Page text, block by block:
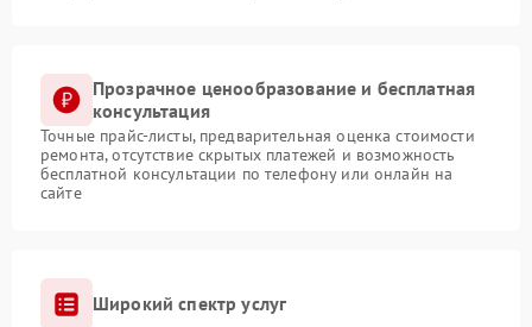
Прозрачное ценообразование и бесплатная
консультация
Точные прайс-листы, предварительная оценка стоимости
ремонта, отсутствие скрытых платежей и возможность
бесплатной консультации по телефону или онлайн на
сайте
Широкий спектр услуг